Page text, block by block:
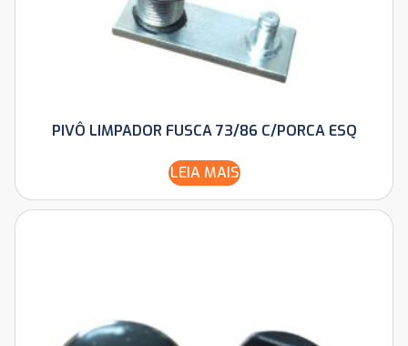
PIVÔ LIMPADOR FUSCA 73/86 C/PORCA ESQ
LEIA MAIS